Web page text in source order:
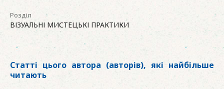
Розділ
ВІЗУАЛЬНІ МИСТЕЦЬКІ ПРАКТИКИ
Статті цього автора (авторів), які найбільше
читають